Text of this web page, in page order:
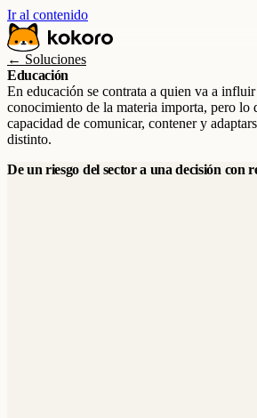
Ir al contenido
← Soluciones
Educación
En educación se contrata a quien va a influir
conocimiento de la materia importa, pero lo
capacidad de comunicar, contener y
distinto.
De un riesgo del sector a una decisión con